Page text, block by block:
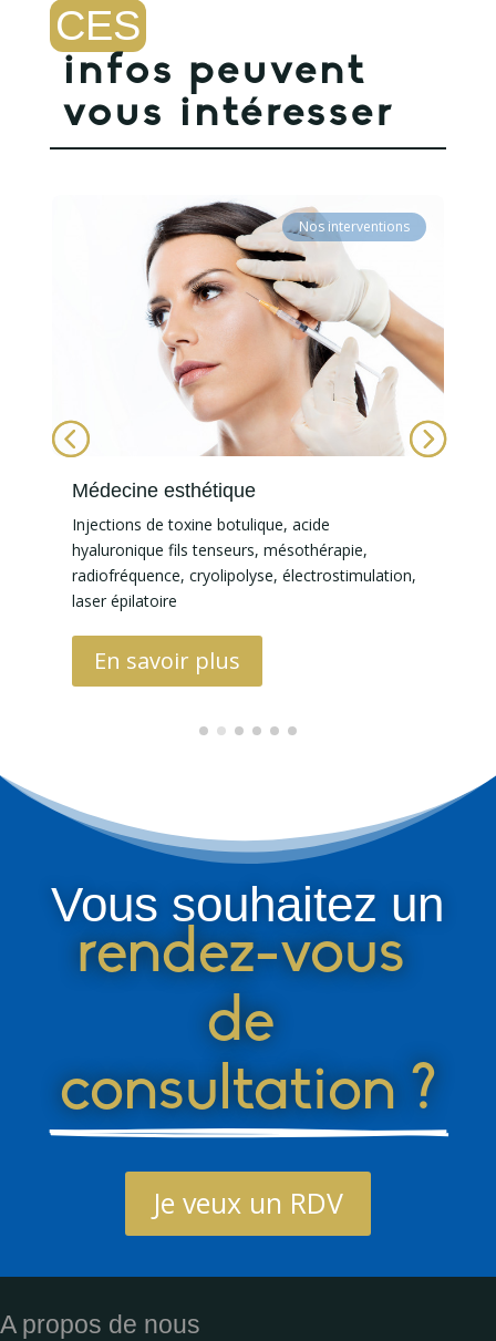
CES
infos peuvent
vous intéresser
Nos interventions
Médecine esthétique
Injections de toxine botulique, acide
hyaluronique fils tenseurs, mésothérapie,
radiofréquence, cryolipolyse, électrostimulation,
laser épilatoire
En savoir plus
Vous souhaitez un
rendez-vous
de
consultation ?
Je veux un RDV
A propos de nous